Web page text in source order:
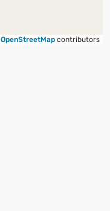
OpenStreetMap contributors